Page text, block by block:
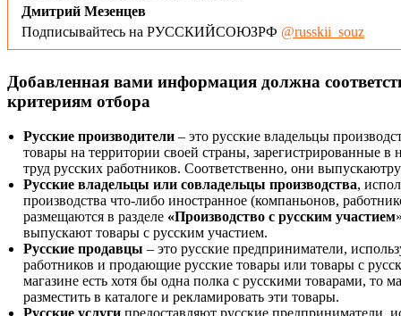
Дмитрий Мезенцев
Подписывайтесь на РУССКИЙСОЮЗРФ @russkii_souz
Добавленная вами информация должна
критериям отбора
Русские производители – это русские владельцы
товары на территории своей страны, зарегистрированные
труд русских работников. Соответственно, они
Русские владельцы или совладельцы производства,
производства что-либо иностранное (компаньонов,
размещаются в разделе «Производство с русским участием
выпускают товары с русским участием.
Русские продавцы – это русские предприниматели,
работников и продающие русские товары или товары с
магазине есть хотя бы одна полка с русскими товарами, то
разместить в каталоге и рекламировать эти товары.
Русские услуги предоставляют русские предприниматели,